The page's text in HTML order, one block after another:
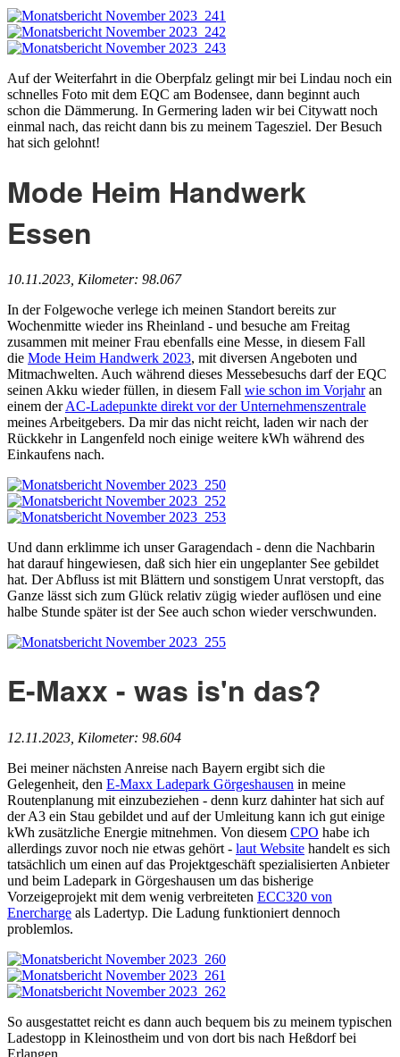
Auf der Weiterfahrt in die Oberpfalz gelingt mir bei Lindau noch ein
schnelles Foto mit dem EQC am Bodensee, dann beginnt auch
schon die Dämmerung. In Germering laden wir bei Citywatt noch
einmal nach, das reicht dann bis zu meinem Tagesziel. Der Besuch
hat sich gelohnt!
Mode Heim Handwerk
Essen
10.11.2023, Kilometer: 98.067
In der Folgewoche verlege ich meinen Standort bereits zur
Wochenmitte wieder ins Rheinland - und besuche am Freitag
zusammen mit meiner Frau ebenfalls eine Messe, in diesem Fall
die Mode Heim Handwerk 2023, mit diversen Angeboten und
Mitmachwelten. Auch während dieses Messebesuchs darf der EQC
seinen Akku wieder füllen, in diesem Fall wie schon im Vorjahran
einem derAC-Ladepunkte direkt vor der Unternehmenszentrale
meines Arbeitgebers. Da mir das nicht reicht, laden wir nach der
Rückkehr in Langenfeld noch einige weitere kWh während des
Einkaufens nach.
Und dann erklimme ich unser Garagendach - denn die Nachbarin
hat darauf hingewiesen, daß sich hier ein ungeplanter See gebildet
hat. Der Abfluss ist mit Blättern und sonstigem Unrat verstopft, das
Ganze lässt sich zum Glück relativ zügig wieder auflösen und eine
halbe Stunde später ist der See auch schon wieder verschwunden.
E-Maxx - was is'n das?
12.11.2023, Kilometer: 98.604
Bei meiner nächsten Anreise nach Bayern ergibt sich die
Gelegenheit, den E-Maxx Ladepark Görgeshausen in meine
Routenplanung mit einzubeziehen - denn kurz dahinter hat sich auf
der A3 ein Stau gebildet und auf der Umleitung kann ich gut einige
kWh zusätzliche Energie mitnehmen. Von diesem CPO habe ich
allerdings zuvor noch nie etwas gehört - laut Website handelt es sich
tatsächlich um einen auf das Projektgeschäft spezialisierten Anbieter
und beim Ladepark in Görgeshausen um das bisherige
Vorzeigeprojekt mit dem wenig verbreiteten ECC320 von
Enercharge als Ladertyp. Die Ladung funktioniert dennoch
problemlos.
So ausgestattet reicht es dann auch bequem bis zu meinem typischen
Ladestopp in Kleinostheim und von dort bis nach Heßdorf bei
Erlangen.